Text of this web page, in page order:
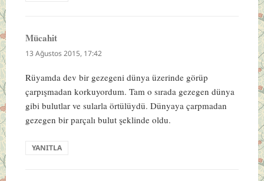
Mücahitdedi
ki:
13 Ağustos 2015, 17:42
Rüyamda dev bir gezegeni dünya üzerinde görüp
çarpışmadan korkuyordum. Tam o sırada gezegen dünya
gibi bulutlar ve sularla örtülüydü. Dünyaya çarpmadan
gezegen bir parçalı bulut şeklinde oldu.
YANITLA